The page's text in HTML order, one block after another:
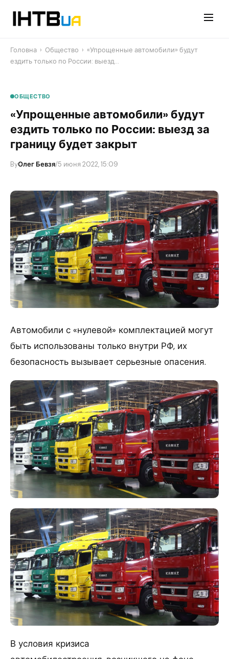
Головна › Общество › «Упрощенные автомобили» будут
ездить только по России: выезд…
ОБЩЕСТВО
«Упрощенные автомобили» будут
ездить только по России: выезд за
границу будет закрыт
ByОлег Бевзя/5 июня 2022, 15:09
Автомобили с «нулевой» комплектацией могут
быть использованы только внутри РФ, их
безопасность вызывает серьезные опасения.
В условия кризиса